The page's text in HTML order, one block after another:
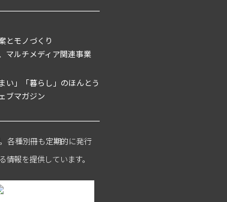
とモノづくり
マルチメディア関連事業
い」「暮らし」のほんとう
ブマガジン
各種別冊も定期的に発行
報を提供しています。